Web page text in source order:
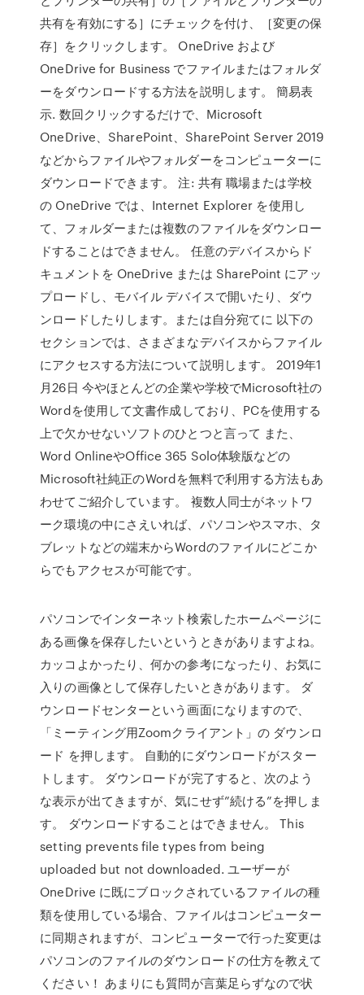
共有を有効にする］にチェックを付け、［変更の保
存］をクリックします。 OneDrive および
OneDrive for Business でファイルまたはフォルダ
ーをダウンロードする方法を説明します。 簡易表
示. 数回クリックするだけで、Microsoft
OneDrive、SharePoint、SharePoint Server 2019
などからファイルやフォルダーをコンピューターに
ダウンロードできます。 注: 共有 職場または学校
の OneDrive では、Internet Explorer を使用し
て、フォルダーまたは複数のファイルをダウンロー
ドすることはできません。 任意のデバイスからド
キュメントを OneDrive または SharePoint にアッ
プロードし、モバイル デバイスで開いたり、ダウ
ンロードしたりします。または自分宛てに 以下の
セクションでは、さまざまなデバイスからファイル
にアクセスする方法について説明します。 2019年1
月26日 今やほとんどの企業や学校でMicrosoft社の
Wordを使用して文書作成しており、PCを使用する
上で欠かせないソフトのひとつと言って また、
Word OnlineやOffice 365 Solo体験版などの
Microsoft社純正のWordを無料で利用する方法もあ
わせてご紹介しています。 複数人同士がネットワ
ーク環境の中にさえいれば、パソコンやスマホ、タ
ブレットなどの端末からWordのファイルにどこか
らでもアクセスが可能です。
パソコンでインターネット検索したホームページに
ある画像を保存したいというときがありますよね。
カッコよかったり、何かの参考になったり、お気に
入りの画像として保存したいときがあります。 ダ
ウンロードセンターという画面になりますので、
「ミーティング用Zoomクライアント」の ダウンロ
ード を押します。 自動的にダウンロードがスター
トします。 ダウンロードが完了すると、次のよう
な表示が出てきますが、気にせず”続ける”を押しま
す。 ダウンロードすることはできません。 This
setting prevents file types from being
uploaded but not downloaded. ユーザーが
OneDrive に既にブロックされているファイルの種
類を使用している場合、ファイルはコンピューター
に同期されますが、コンピューターで行った変更は
パソコンのファイルのダウンロードの仕方を教えて
ください！ あまりにも質問が言葉足らずなので状